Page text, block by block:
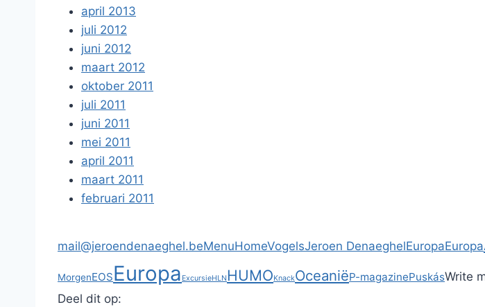
april 2013
juli 2012
juni 2012
maart 2012
oktober 2011
juli 2011
juni 2011
mei 2011
april 2011
maart 2011
februari 2011
mail@jeroendenaeghel.beMenuHomeVogelsJeroen DenaeghelEuropaEuropa
MorgenEOSEuropa ExcursieHLNHUMOKnackOceaniëP-magazinePuskásWrite
Deel dit op: